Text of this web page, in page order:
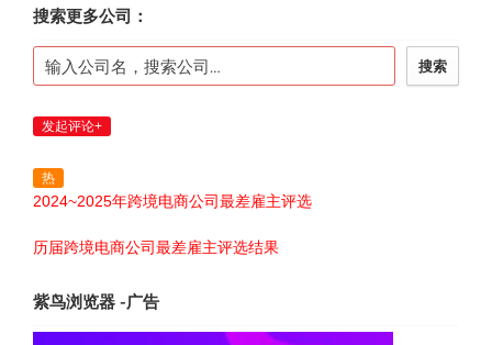
搜索更多公司：
搜索
发起评论+
热
2024~2025年跨境电商公司最差雇主评选
历届跨境电商公司最差雇主评选结果
紫鸟浏览器 -广告